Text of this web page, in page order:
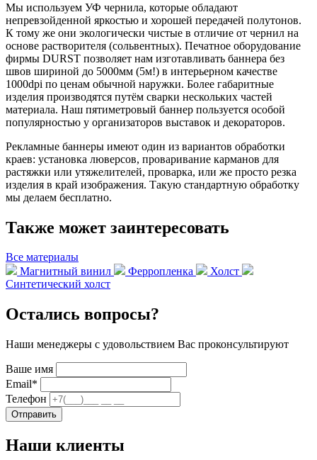
Мы используем УФ чернила, которые обладают
непревзойденной яркостью и хорошей передачей полутонов.
К тому же они экологически чистые в отличие от чернил на
основе растворителя (сольвентных). Печатное оборудование
фирмы DURST позволяет нам изготавливать баннера без
швов шириной до 5000мм (5м!) в интерьерном качестве
1000dpi по ценам обычной наружки. Более габаритные
изделия производятся путём сварки нескольких частей
материала. Наш пятиметровый баннер пользуется особой
популярностью у организаторов выставок и декораторов.
Рекламные баннеры имеют один из вариантов обработки
краев: установка люверсов, проваривание карманов для
растяжки или утяжелителей, проварка, или же просто резка
изделия в край изображения. Такую стандартную обработку
мы делаем бесплатно.
Также может заинтересовать
Все материалы
Магнитный винил
Ферропленка
Холст
Синтетический холст
Остались вопросы?
Наши менеджеры с удовольствием Вас проконсультируют
Ваше имя
Email*
Телефон
Отправить
Наши клиенты